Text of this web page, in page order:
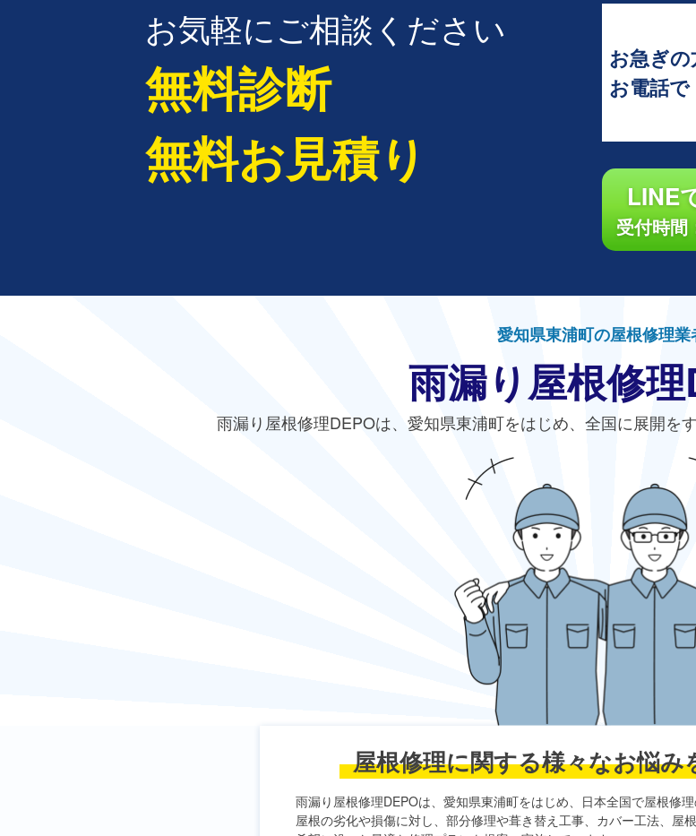
お気軽にご相談ください
無料診断
無料お見積り
お急ぎの
お電話で
LINE
受付時間
愛知県東浦町の屋根修理業
雨漏り屋根修
雨漏り屋根修理DEPOは、愛知県東浦町をはじめ、全国に展開を
屋根修理に関する様々なお悩み
雨漏り屋根修理DEPOは、愛知県東浦町をはじめ、日本全国で屋根修理
屋根の劣化や損傷に対し、部分修理や葺き替え工事、カバー工法、屋